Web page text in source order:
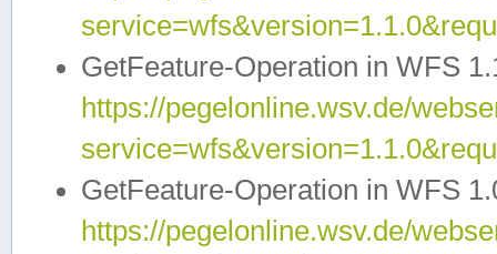
GetFeature-Operation in WFS
https://pegelonline.wsv.de/
GetFeature-Operation in WFS
https://pegelonline.wsv.de/